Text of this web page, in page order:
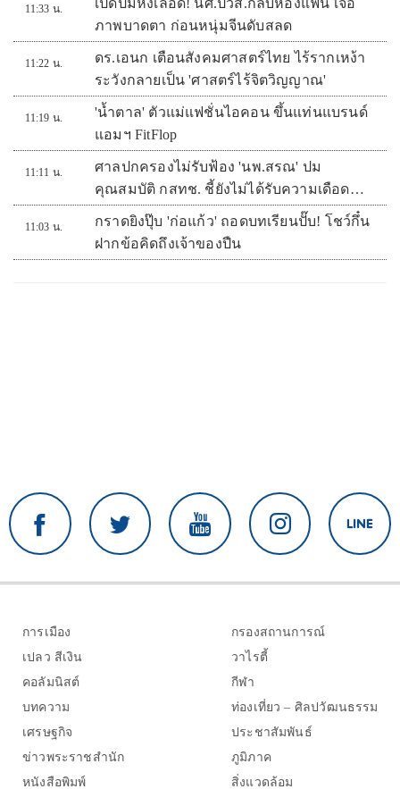
11:33 น.
เปิดปมหึงเลือด! นศ.ปวส.กลับห้องแฟน เจอ
ภาพบาดตา ก่อนหนุ่มจีนดับสลด
11:22 น.
ดร.เอนก เตือนสังคมศาสตร์ไทย ไร้รากเหง้า
ระวังกลายเป็น 'ศาสตร์ไร้จิตวิญญาณ'
11:19 น.
'น้ำตาล' ตัวแม่แฟชั่นไอคอน ขึ้นแท่นแบรนด์
แอมฯ FitFlop
11:11 น.
ศาลปกครองไม่รับฟ้อง 'นพ.สรณ' ปม
คุณสมบัติ กสทช. ชี้ยังไม่ได้รับความเดือด
ร้อนเสียหาย
11:03 น.
กราดยิงปุ๊บ 'ก่อแก้ว' ถอดบทเรียนปั๊บ! โชว์กึ๋น
ฝากข้อคิดถึงเจ้าของปืน
การเมือง
เปลว สีเงิน
คอลัมนิสต์
บทความ
เศรษฐกิจ
ข่าวพระราชสำนัก
หนังสือพิมพ์
กรองสถานการณ์
วาไรตี้
กีฬา
ท่องเที่ยว – ศิลปวัฒนธรรม
ประชาสัมพันธ์
ภูมิภาค
สิ่งแวดล้อม